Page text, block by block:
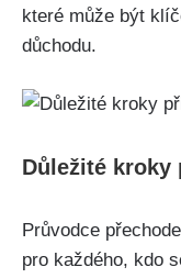
které může být
důchodu.
Důležité kroky
Průvodce
pro každého, kdo